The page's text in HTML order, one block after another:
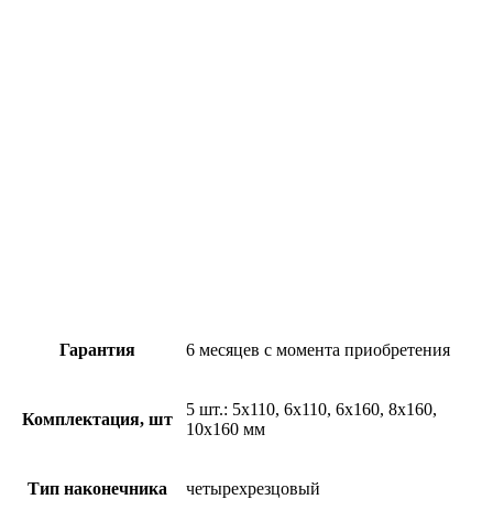
Гарантия 6 месяцев с момента приобретения
Комплектация, шт
5 шт.: 5х110, 6х110, 6х160, 8х160,
10х160 мм
Тип наконечника четырехрезцовый